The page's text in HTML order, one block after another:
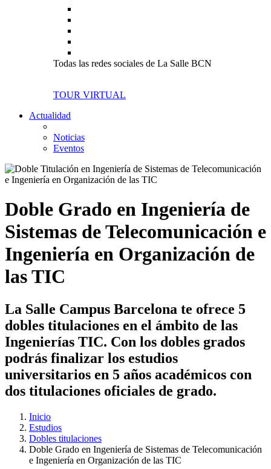
Todas las redes sociales de La Salle BCN
TOUR VIRTUAL
Actualidad
Noticias
Eventos
Doble Grado en Ingeniería de
Sistemas de Telecomunicación e
Ingeniería en Organización de
las TIC
La Salle Campus Barcelona te ofrece 5
dobles titulaciones en el ámbito de las
Ingenierías TIC. Con los dobles grados
podrás finalizar los estudios
universitarios en 5 años académicos con
dos titulaciones oficiales de grado.
Inicio
Estudios
Dobles titulaciones
Doble Grado en Ingeniería de Sistemas de Telecomunicación
e Ingeniería en Organización de las TIC